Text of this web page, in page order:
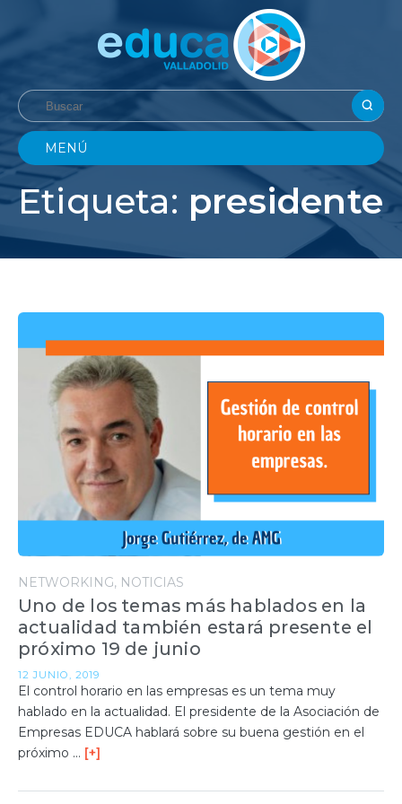
MENÚ
Etiqueta: presidente
NETWORKING NOTICIAS
Uno de los temas más hablados en la
actualidad también estará presente el
próximo 19 de junio
12 JUNIO, 2019
El control horario en las empresas es un tema muy
hablado en la actualidad. El presidente de la Asociación de
Empresas EDUCA hablará sobre su buena gestión en el
próximo … [+]